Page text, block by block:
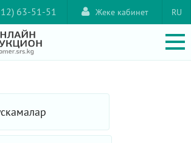
63-51-51 RU
Жеке кабинет